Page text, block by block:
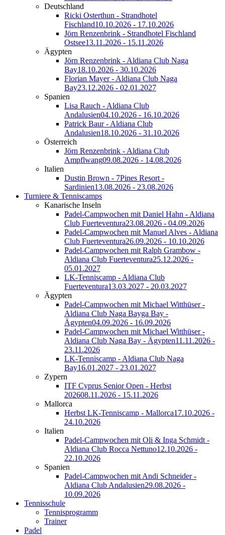
Deutschland
Ricki Osterthun - Strandhotel
Fischland10.10.2026 - 17.10.2026
Jörn Renzenbrink - Strandhotel Fischland
Ostsee13.11.2026 - 15.11.2026
Ägypten
Jörn Renzenbrink - Aldiana Club Naga
Bay18.10.2026 - 30.10.2026
Florian Mayer - Aldiana Club Naga
Bay23.12.2026 - 02.01.2027
Spanien
Lisa Rauch - Aldiana Club
Andalusien04.10.2026 - 16.10.2026
Patrick Baur - Aldiana Club
Andalusien18.10.2026 - 31.10.2026
Österreich
Jörn Renzenbrink - Aldiana Club
Ampflwang09.08.2026 - 14.08.2026
Italien
Dustin Brown - 7Pines Resort -
Sardinien13.08.2026 - 23.08.2026
Turniere & Tenniscamps
Kanarische Inseln
Padel-Campwochen mit Daniel Hahn - Aldiana
Club Fuerteventura23.08.2026 - 04.09.2026
Padel-Campwochen mit Manuel Alves - Aldiana
Club Fuerteventura26.09.2026 - 10.10.2026
Padel-Campwochen mit Ralph Grambow -
Aldiana Club Fuerteventura25.12.2026 -
05.01.2027
LK-Tenniscamp - Aldiana Club
Fuerteventura13.03.2027 - 20.03.2027
Ägypten
Padel-Campwochen mit Michael Witthüser -
Aldiana Club Naga Bayga Bay -
Ägypten04.09.2026 - 16.09.2026
Padel-Campwochen mit Michael Witthüser -
Aldiana Club Naga Bay - Ägypten11.11.2026 -
23.11.2026
LK-Tenniscamp - Aldiana Club Naga
Bay16.01.2027 - 23.01.2027
Zypern
ITF Cyprus Senior Open - Herbst
202608.11.2026 - 15.11.2026
Mallorca
Herbst LK-Tenniscamp - Mallorca17.10.2026 -
24.10.2026
Italien
Padel-Campwochen mit Oli & Inga Schmidt -
Aldiana Club Rocca Nettuno12.10.2026 -
22.10.2026
Spanien
Padel-Campwochen mit Andi Schneider -
Aldiana Club Andalusien29.08.2026 -
10.09.2026
Tennisschule
Tennisprogramm
Trainer
Padel